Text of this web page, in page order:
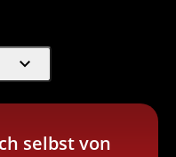
expand_more
selbst von